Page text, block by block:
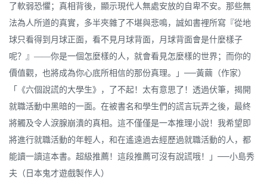
了軟弱恐懼；真相背後，顯示現代人無處安放的自卑不安。那些無
法為人所道的真實，多半夾雜了不堪與悲鳴，誠如書裡所寫『從地
球只看得到月球正面，看不見月球背面，月球背面會是什麼樣子
呢？』——你是一個怎麼樣的人，就會看見怎麼樣的世界；而你的
價值觀，也將成為你心底所相信的那份真理。」──黃繭（作家）
「《六個說謊的大學生》，了不起！太有意思了！透過伏筆，揭開
就職活動中黑暗的一面。在被書名和學生們的謊言玩弄之後，最終
將觸及令人淚腺崩潰的真相。這不僅僅是一本推理小說！我希望即
將進行就職活動的年輕人，和在遙遠過去經歷過就職活動的人，都
能讀一讀這本書。超級推薦！這段推薦可沒有說謊哦！」──小島秀
夫（日本鬼才遊戲製作人）